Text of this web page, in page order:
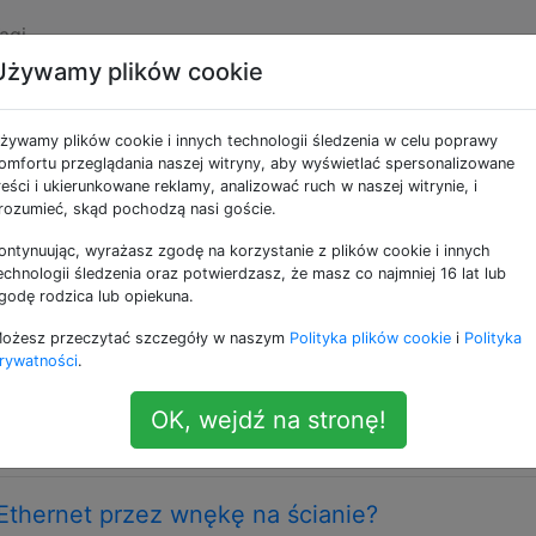
jako data-wiring
okablowania sieciowego, takiego jak sieci
odnośnie okablowania LAN przed
brak piwnicy, bez strychu, 120 metrów
w całym domu z powodu złych doświadczeń WiFi w
zbudowany zgodnie z moimi życzeniami (w tym
co chcę. Ale ... …
przez wnękę na ścianie?
plików cookie
plików cookie i innych technologii śledzenia w celu poprawy
przeglądania naszej witryny, aby wyświetlać spersonalizowane
i ukierunkowane reklamy, analizować ruch w naszej witrynie, i
skąd pochodzą nasi goście.
wyrażasz zgodę na korzystanie z plików cookie i innych
śledzenia oraz potwierdzasz, że masz co najmniej 16 lat lub
rodzica lub opiekuna.
przeczytać szczegóły w naszym Polityka plików cookie i Polityka
.
OK, wejdź na stronę!